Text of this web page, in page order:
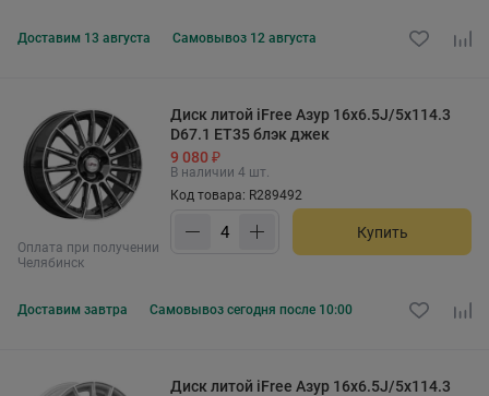
Доставим 13 августа Самовывоз 12 августа
Оплата при получении
Челябинск
Диск литой iFree Азур 16x6.5J/5x114.3
D67.1 ET35 блэк джек
9 080 ₽
В наличии 4 шт.
Код товара: R289492
Купить
Доставим завтра Самовывоз сегодня после 10:00
Диск литой iFree Азур 16x6.5J/5x114.3